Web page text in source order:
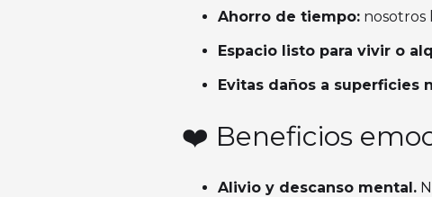
Ahorro de tiempo: nosotros
Espacio listo para vivir o
Evitas daños a superficies
❤️ Beneficios
Alivio y descanso mental.